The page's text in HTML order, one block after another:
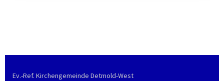
Ev.-Ref. Kirchengemeinde Detmold-West